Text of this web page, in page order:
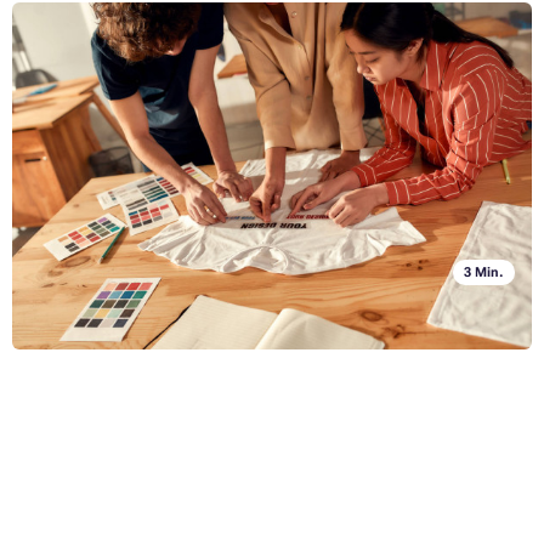
T-Shirt zu Hause bedrucken - auch mit einem normalen
Drucker
Ein T-shirt zu Hause zu bedrucken ist nicht kompliziert - es reicht ein
gewöhnlicher Tintenstrahldrucker, Baumwollkleidung, eine Schere,
Aufbügelpapier und ein Bügeleisen. Schauen wir uns an, wie man
vorgeht und wo man die einzelnen Werkzeuge erhalten kann.
Ganzen Artikel lesen »
3 Min.